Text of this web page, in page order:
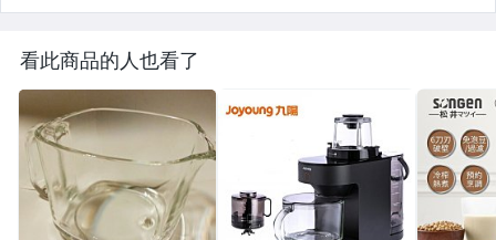
看此商品的人也看了